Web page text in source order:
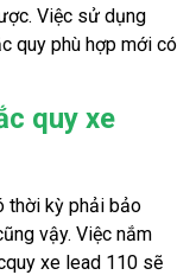
Việc sử dụng
quy phù hợp mới có
quy xe
thời kỳ phải bảo
vậy. Việc nắm
xe lead 110 sẽ